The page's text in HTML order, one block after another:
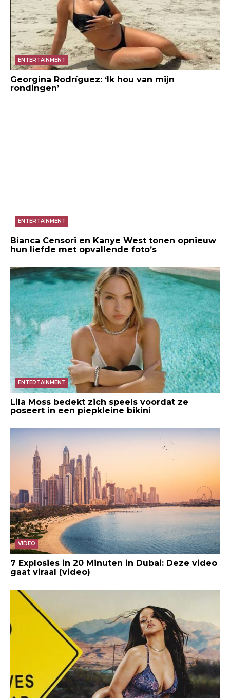
ENTERTAINMENT
Georgina Rodríguez: ‘Ik hou van mijn
rondingen’
ENTERTAINMENT
Bianca Censori en Kanye West tonen opnieuw
hun liefde met opvallende foto’s
ENTERTAINMENT
Lila Moss bedekt zich speels voordat ze
poseert in een piepkleine bikini
VIDEO
7 Explosies in 20 Minuten in Dubai: Deze video
gaat viraal (video)